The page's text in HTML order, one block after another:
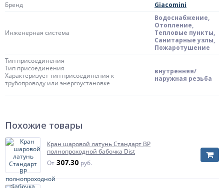
Бренд
Giacomini
Инженерная система
Водоснабжение,
Отопление,
Тепловые пункты,
Санитарные узлы,
Пожаротушение
Тип присоединения
Тип присоединения
Характеризует тип присоединения к
трубопроводу или энергоустановке
внутренняя/
наружная резьба
органа управления крана
Цвет ручки/бабочки
Тип прохода
Тип прохода
Характеризует отношение размера отверстия
шара к размеру присоединяемого
трубопровода
Похожие товары
Кран шаровой латунь Стандарт ВР
полнопроходной бабочка Dist
От 307.30 руб.